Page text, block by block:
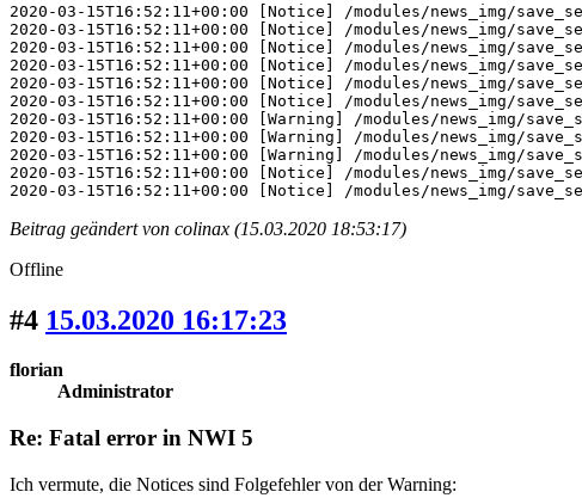
2020-03-15T16:52:11+00:00 [Notice] /modules/news_img/
2020-03-15T16:52:11+00:00 [Notice] /modules/news_img/
2020-03-15T16:52:11+00:00 [Notice] /modules/news_img/
2020-03-15T16:52:11+00:00 [Notice] /modules/news_img/
2020-03-15T16:52:11+00:00 [Notice] /modules/news_img/
2020-03-15T16:52:11+00:00 [Notice] /modules/news_img/
2020-03-15T16:52:11+00:00 [Warning] /modules/
2020-03-15T16:52:11+00:00 [Warning] /modules/
2020-03-15T16:52:11+00:00 [Warning] /modules/
2020-03-15T16:52:11+00:00 [Notice] /modules/news_img/
2020-03-15T16:52:11+00:00 [Notice] /modules/news_img/
Beitrag geändert von colinax (15.03.2020 18:53:17)
Offline
#4 15.03.2020 16:17:23
florian
Administrator
Re: Fatal error in NWI 5
Ich vermute, die Notices sind Folgefehler von der Warning: